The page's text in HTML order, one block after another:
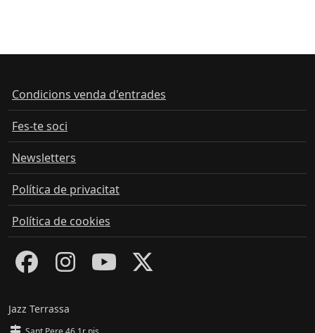
Condicions venda d'entrades
Fes-te soci
Newsletters
Política de privacitat
Política de cookies
Jazz Terrassa